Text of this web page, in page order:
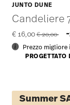
JUNTO DUNE
Candeliere
€ 16,00 Price
€ 20,00
Prezzo
Summer